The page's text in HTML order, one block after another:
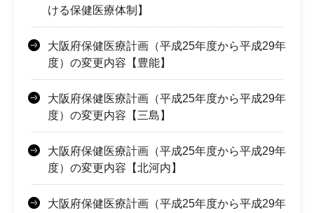
ける保健医療体制】
大阪府保健医療計画（平成25年度から平成29年
度）の変更内容【豊能】
大阪府保健医療計画（平成25年度から平成29年
度）の変更内容【三島】
大阪府保健医療計画（平成25年度から平成29年
度）の変更内容【北河内】
大阪府保健医療計画（平成25年度から平成29年